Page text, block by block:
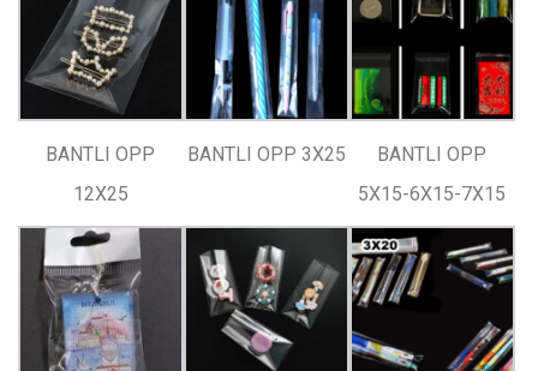
BANTLI OPP
12X25
BANTLI OPP 3X25
BANTLI OPP
5X15-6X15-7X15